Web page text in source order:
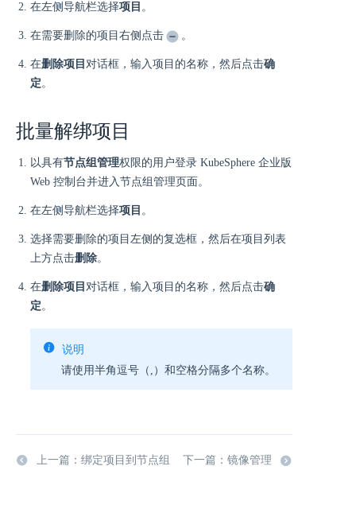
在左侧导航栏选择项目 。
在需要删除的项目右侧点击 。
在删除项目 对话框，输入项目的名称，然后点击确
定。
批量解绑项目
以具有节点组管理权限的用户登录 KubeSphere 企业版
Web 控制台并进入节点组管理页面。
在左侧导航栏选择项目 。
选择需要删除的项目左侧的复选框，然后在项目列表
上方点击删除。
在删除项目 对话框，输入项目的名称，然后点击确
定。
说明
请使用半角逗号（,）和空格分隔多个名称。
上一篇：绑定项目到节点组 下一篇：镜像管理